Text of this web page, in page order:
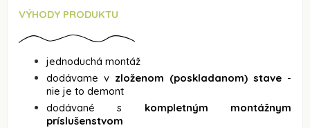
VÝHODY PRODUKTU
jednoduchá montáž
dodávame v zloženom (poskladanom) stave -
nie je to demont
dodávané s kompletným montážnym
príslušenstvom